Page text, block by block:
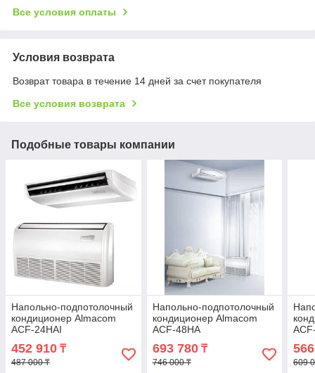
Все условия оплаты
Условия возврата
Возврат товара в течение 14 дней за счет покупателя
Все условия возврата
Подобные товары компании
Напольно-подпотолочный
кондиционер Almacom
ACF-24HAI
452 910 ₸
487 000 ₸
Напольно-подпотолочный
кондиционер Almacom
ACF-48HA
693 780₸
746 000 ₸ 609